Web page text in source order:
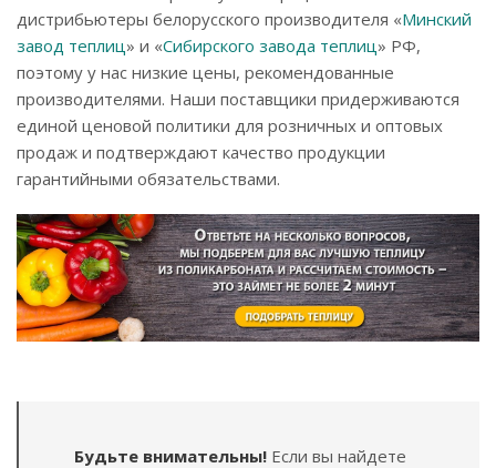
дистрибьютеры белорусского производителя «Минский
завод теплиц» и «Сибирского завода теплиц» РФ,
поэтому у нас низкие цены, рекомендованные
производителями. Наши поставщики придерживаются
единой ценовой политики для розничных и оптовых
продаж и подтверждают качество продукции
гарантийными обязательствами.
Будьте внимательны! Если вы найдете